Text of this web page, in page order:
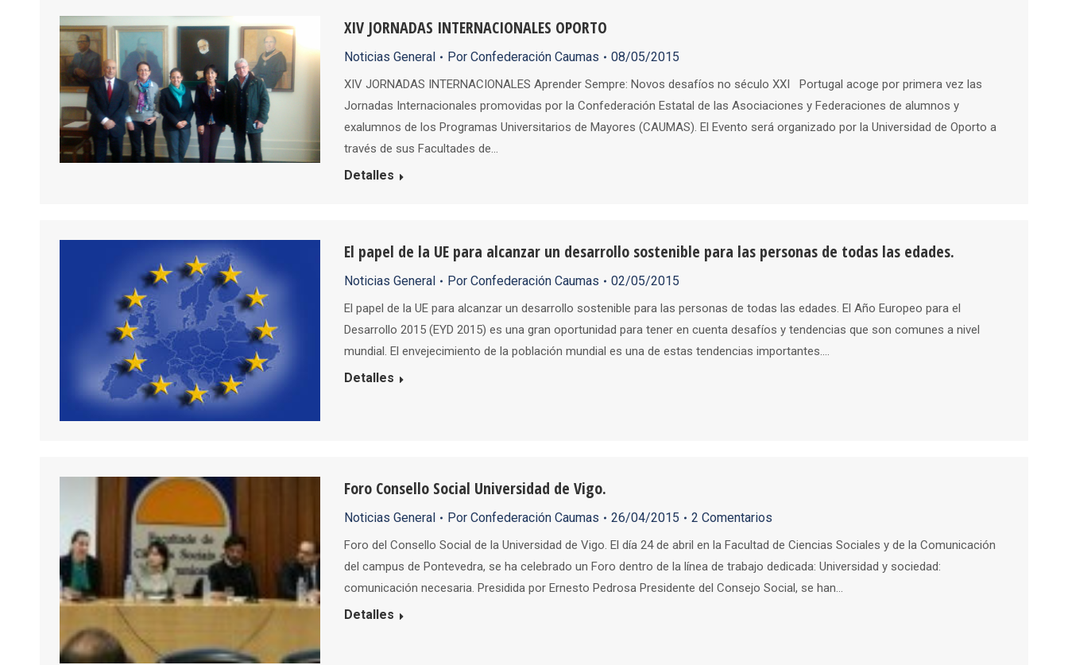
XIV JORNADAS INTERNACIONALES OPORTO
Noticias General PorConfederación Caumas 08/05/2015
XIV JORNADAS INTERNACIONALES Aprender Sempre: Novos desafíos no século XXI Portugal acoge por primera vez las
Jornadas Internacionales promovidas por la Confederación Estatal de las Asociaciones y Federaciones de alumnos y
exalumnos de los Programas Universitarios de Mayores (CAUMAS). El Evento será organizado por la Universidad de Oporto a
través de sus Facultades de…
Detalles
El papel de la UE para alcanzar un desarrollo sostenible para las personas de todas las edades.
Noticias General PorConfederación Caumas 02/05/2015
El papel de la UE para alcanzar un desarrollo sostenible para las personas de todas las edades. El Año Europeo para el
Desarrollo 2015 (EYD 2015) es una gran oportunidad para tener en cuenta desafíos y tendencias que son comunes a nivel
mundial. El envejecimiento de la población mundial es una de estas tendencias importantes.…
Detalles
Foro Consello Social Universidad de Vigo.
Noticias General PorConfederación Caumas 26/04/2015 2 Comentarios
Foro del Consello Social de la Universidad de Vigo. El día 24 de abril en la Facultad de Ciencias Sociales y de la Comunicación
del campus de Pontevedra, se ha celebrado un Foro dentro de la línea de trabajo dedicada: Universidad y sociedad:
comunicación necesaria. Presidida por Ernesto Pedrosa Presidente del Consejo Social, se han…
Detalles